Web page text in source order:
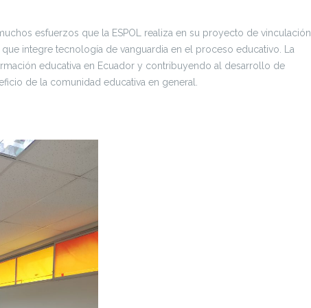
esfuerzos que la ESPOL realiza en su proyecto de vinculación,
integre tecnología de vanguardia en el proceso educativo. La
educativa en Ecuador y contribuyendo al desarrollo de
de la comunidad educativa en general.